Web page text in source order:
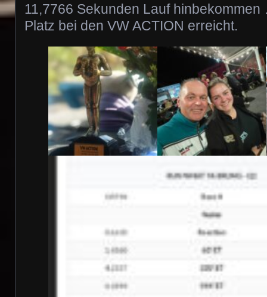
11,7766 Sekunden Lauf
Platz bei den VW ACTION erreicht.